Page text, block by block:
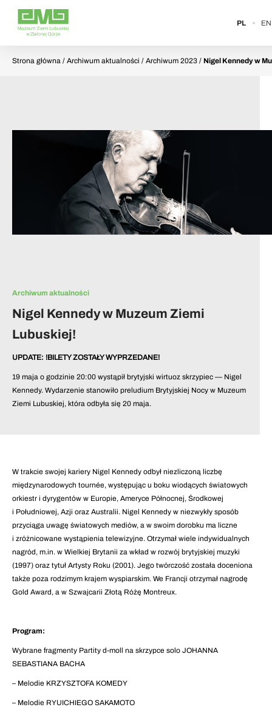
PL EN
Strona główna / Archiwum aktualności / Archiwum 2023 / Nigel Kennedy w
Archiwum aktualności
Nigel Kennedy w Muzeum Ziemi
Lubuskiej!
UPDATE: !BILETY ZOSTAŁY WYPRZEDANE!
19 maja o godzinie 20:00 wystąpił brytyjski wirtuoz skrzypiec — Nigel
Kennedy. Wydarzenie stanowiło preludium Brytyjskiej Nocy w Muzeum
Ziemi Lubuskiej, która odbyła się 20 maja.
W trakcie swojej kariery Nigel Kennedy odbył niezliczoną liczbę
międzynarodowych tournée, występując u boku wiodących światowych
orkiestr i dyrygentów w Europie, Ameryce Północnej, Środkowej
i Południowej, Azji oraz Australii. Nigel Kennedy w niezwykły sposób
przyciąga uwagę światowych mediów, a w swoim dorobku ma liczne
i zróżnicowane wystąpienia telewizyjne. Otrzymał wiele indywidualnych
nagród, m.in. w Wielkiej Brytanii za wkład w rozwój brytyjskiej muzyki
(1997) oraz tytuł Artysty Roku (2001). Jego twórczość została doceniona
także poza rodzimym krajem wyspiarskim. We Francji otrzymał nagrodę
Gold Award, a w Szwajcarii Złotą Różę Montreux.
Program:
Wybrane fragmenty Partity d-moll na skrzypce solo JOHANNA
SEBASTIANA BACHA
– Melodie KRZYSZTOFA KOMEDY
– Melodie RYUICHIEGO SAKAMOTO